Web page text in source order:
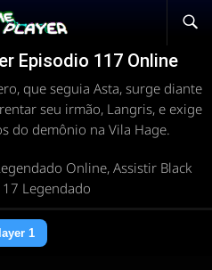
Episodio 117 Online
que seguia Asta, surge diante
seu irmão, Langris, e exige
do demônio na Vila Hage.
Online, Assistir Black
Legendado
1